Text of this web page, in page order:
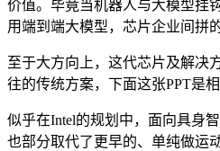
价值。毕竟当机器人与大模型挂
用端到端大模型，芯片企业间拼
至于大方向上，这代芯片及解决
往的传统方案，下面这张PPT是相
似乎在Intel的规划中，面向具身
也部分取代了更早的、单纯做运